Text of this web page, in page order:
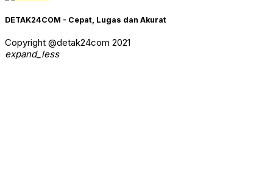
DETAK24COM - Cepat, Lugas dan Akurat
Copyright @detak24com 2021
expand_less